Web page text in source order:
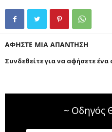
ΑΦΗΣΤΕ ΜΙΑ ΑΠΑΝΤΗΣΗ
Συνδεθείτε για να αφήσετε ένα
~ Οδηγός